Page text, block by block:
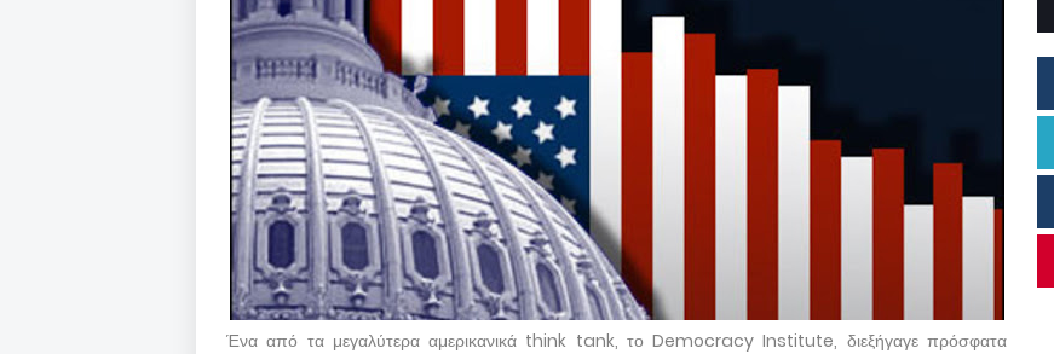
Ένα από τα μεγαλύτερα αμερικανικά think tank, το Democracy Institute, διεξήγαγε πρόσφατα